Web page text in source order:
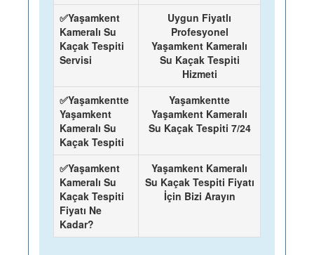
✅Yaşamkent
Kameralı Su
Kaçak Tespiti
Servisi
Uygun Fiyatlı
Profesyonel
Yaşamkent Kameralı
Su Kaçak Tespiti
Hizmeti
✅Yaşamkentte
Yaşamkent
Kameralı Su
Kaçak Tespiti
Yaşamkentte
Yaşamkent Kameralı
Su Kaçak Tespiti 7/24
✅Yaşamkent
Kameralı Su
Kaçak Tespiti
Fiyatı Ne
Kadar?
Yaşamkent Kameralı
Su Kaçak Tespiti Fiyatı
İçin Bizi Arayın